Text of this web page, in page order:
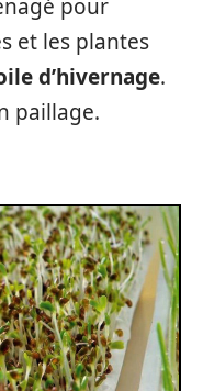
pour
et les plantes
d’hivernage.
paillage.